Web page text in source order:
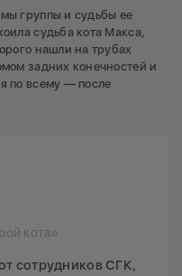
группы и судьбы ее
судьба кота Макса,
нашли на трубах
задних конечностей и
по всему — после
кота»
сотрудников СГК,